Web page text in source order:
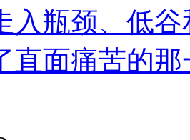
入瓶颈、低
直面痛苦的